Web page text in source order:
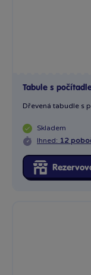
Tabule s
Dřevená tabudle s
Skladem
Ihned: 12